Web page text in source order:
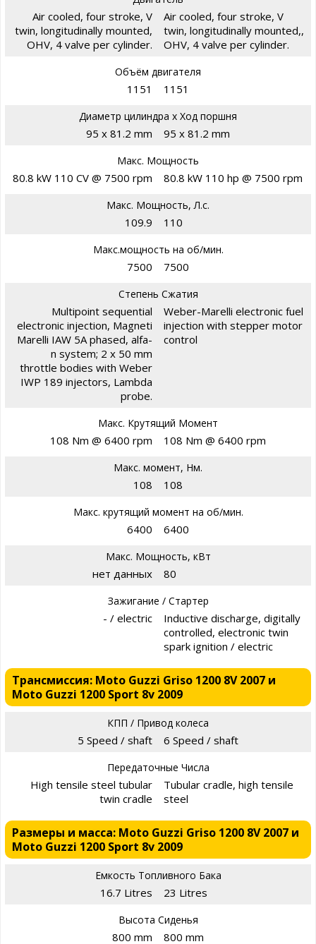
Air cooled, four stroke, V
twin, longitudinally mounted,
OHV, 4 valve per cylinder.
Air cooled, four stroke, V
twin, longitudinally mounted,,
OHV, 4 valve per cylinder.
Объём двигателя
1151 1151
Диаметр цилиндра х Ход поршня
95 x 81.2 mm 95 x 81.2 mm
Макс. Мощность
80.8 kW 110 CV @ 7500 rpm 80.8 kW 110 hp @ 7500 rpm
Макс. Мощность, Л.с.
109.9 110
Макс.мощность на об/мин.
7500 7500
Степень Сжатия
Multipoint sequential
electronic injection, Magneti
Marelli IAW 5A phased, alfa-
n system; 2 x 50 mm
throttle bodies with Weber
IWP 189 injectors, Lambda
probe.
Weber-Marelli electronic fuel
injection with stepper motor
control
Макс. Крутящий Момент
108 Nm @ 6400 rpm 108 Nm @ 6400 rpm
Макс. момент, Нм.
108 108
Макс. крутящий момент на об/мин.
6400 6400
Макс. Мощность, кВт
нет данных 80
Зажигание / Стартер
- / electric
Inductive discharge, digitally
controlled, electronic twin
spark ignition / electric
Трансмиссия: Moto Guzzi Griso 1200 8V 2007 и
Moto Guzzi 1200 Sport 8v 2009
КПП / Привод колеса
5 Speed / shaft 6 Speed / shaft
Передаточные Числа
High tensile steel tubular
twin cradle
Tubular cradle, high tensile
steel
Размеры и масса: Moto Guzzi Griso 1200 8V 2007 и
Moto Guzzi 1200 Sport 8v 2009
Емкость Топливного Бака
16.7 Litres 23 Litres
Высота Сиденья
800 mm 800 mm